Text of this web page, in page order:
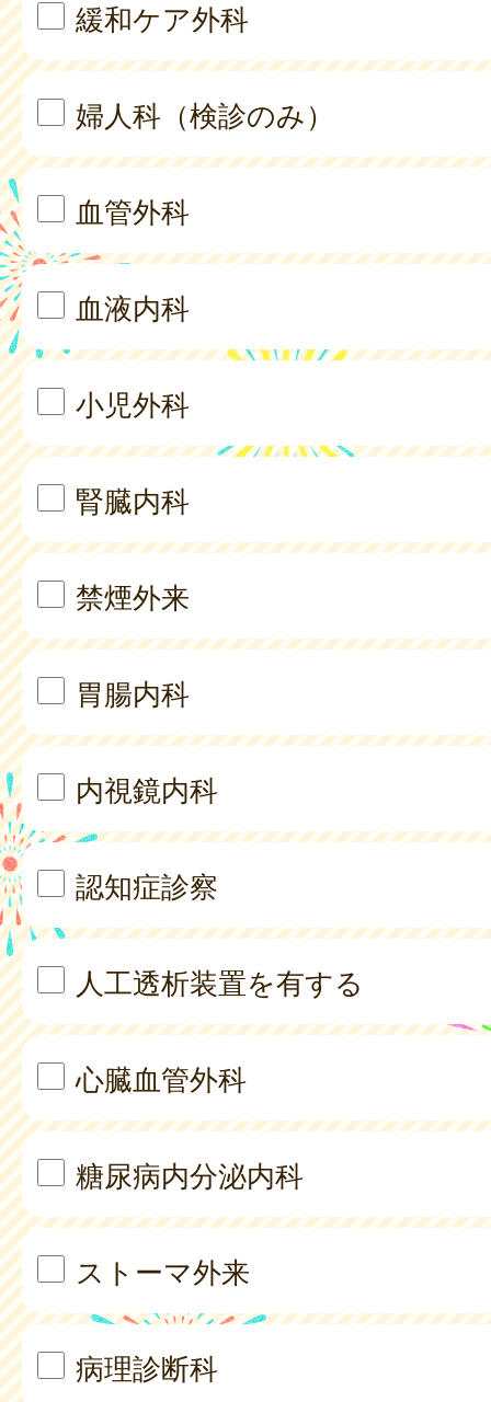
緩和ケア外科
婦人科（検診のみ）
血管外科
血液内科
小児外科
腎臓内科
禁煙外来
胃腸内科
内視鏡内科
認知症診察
人工透析装置を有する
心臓血管外科
糖尿病内分泌内科
ストーマ外来
病理診断科